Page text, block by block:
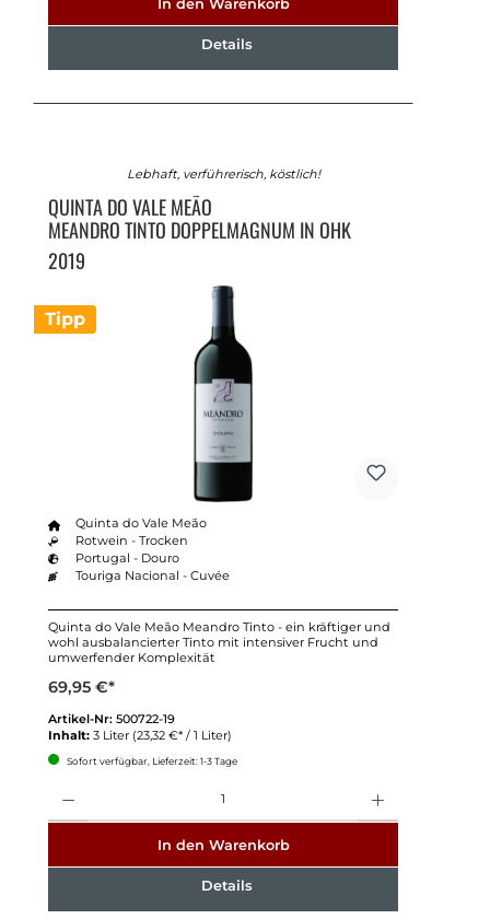
In den Warenkorb
Details
Tipp
Lebhaft, verführerisch, köstlich!
QUINTA DO VALE MEÃO
MEANDRO TINTO DOPPELMAGNUM IN OHK
2019
Quinta do Vale Meão
Rotwein - Trocken
Portugal - Douro
Touriga Nacional - Cuvée
Quinta do Vale Meão Meandro Tinto - ein kräftiger und
wohl ausbalancierter Tinto mit intensiver Frucht und
umwerfender Komplexität
69,95 €*
Artikel-Nr: 500722-19
Inhalt: 3 Liter (23,32 €* / 1 Liter)
Sofort verfügbar, Lieferzeit: 1-3 Tage
In den Warenkorb
Details